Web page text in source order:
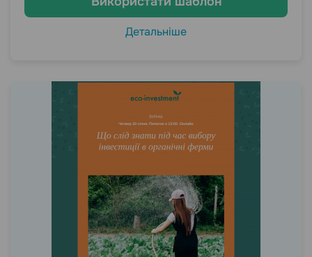
Детальніше